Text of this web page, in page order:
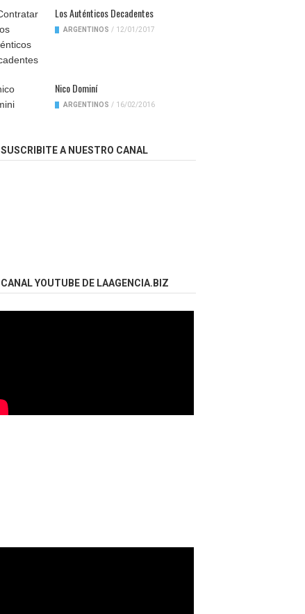
Los Auténticos Decadentes
ARGENTINOS / 12/01/2017
Nico Dominí
ARGENTINOS / 16/02/2016
SUSCRIBITE A NUESTRO CANAL
CANAL YOUTUBE DE LAAGENCIA.BIZ